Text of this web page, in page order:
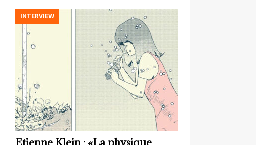
INTERVIEW
Etienne Klein : «La physique